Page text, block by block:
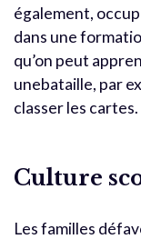
également,
dans une
qu’on peut
unebataille, par
classer les cartes.
Culture
Les familles